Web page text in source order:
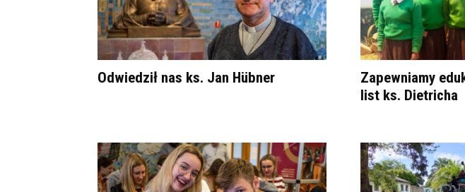
Odwiedził nas ks. Jan Hübner
Zapewniamy
list ks. Dietricha